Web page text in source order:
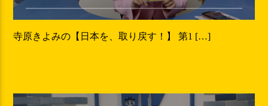
寺原きよみの【日本を、取り戻す！】 第1 […]